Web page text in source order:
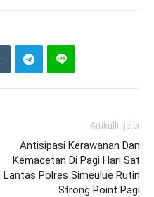
Artikulli tjetër
Antisipasi Kerawanan Dan
Kemacetan Di Pagi Hari Sat
Lantas Polres Simeulue Rutin
Strong Point Pagi